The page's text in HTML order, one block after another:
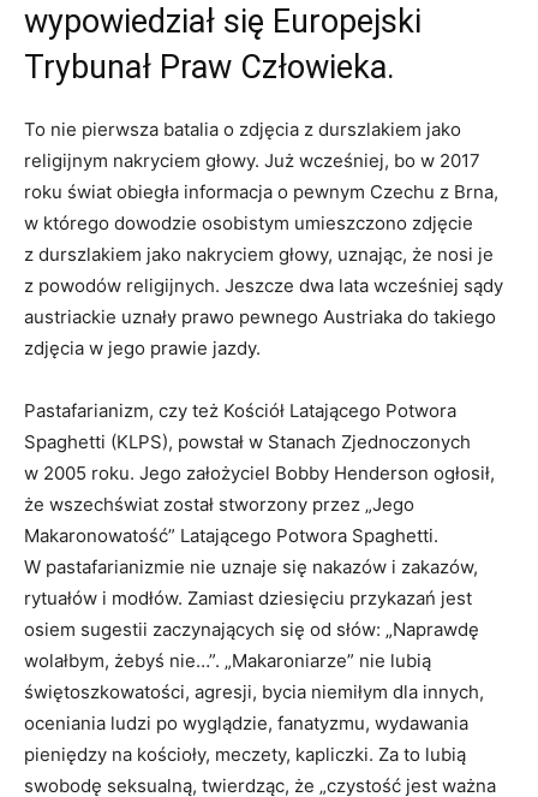
wypowiedział się Europejski
Trybunał Praw Człowieka.
To nie pierwsza batalia o zdjęcia z durszlakiem jako
religijnym nakryciem głowy. Już wcześniej, bo w 2017
roku świat obiegła informacja o pewnym Czechu z Brna,
w którego dowodzie osobistym umieszczono zdjęcie
z durszlakiem jako nakryciem głowy, uznając, że nosi je
z powodów religijnych. Jeszcze dwa lata wcześniej sądy
austriackie uznały prawo pewnego Austriaka do takiego
zdjęcia w jego prawie jazdy.
Pastafarianizm, czy też Kościół Latającego Potwora
Spaghetti (KLPS), powstał w Stanach Zjednoczonych
w 2005 roku. Jego założyciel Bobby Henderson ogłosił,
że wszechświat został stworzony przez „Jego
Makaronowatość” Latającego Potwora Spaghetti.
W pastafarianizmie nie uznaje się nakazów i zakazów,
rytuałów i modłów. Zamiast dziesięciu przykazań jest
osiem sugestii zaczynających się od słów: „Naprawdę
wolałbym, żebyś nie…”. „Makaroniarze” nie lubią
świętoszkowatości, agresji, bycia niemiłym dla innych,
oceniania ludzi po wyglądzie, fanatyzmu, wydawania
pieniędzy na kościoły, meczety, kapliczki. Za to lubią
swobodę seksualną, twierdząc, że „czystość jest ważna